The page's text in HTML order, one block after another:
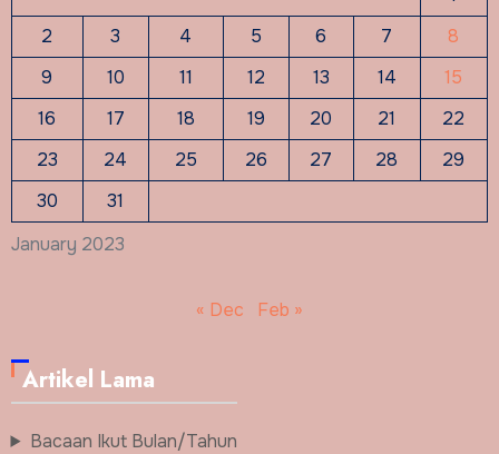
January 2023
2
3 4 5 6 7
8
9
10 11 12 13 14
15
16
17 18 19 20 21
22
23
24 25 26 27 28
29
30
31
« Dec Feb »
Artikel Lama
Bacaan Ikut Bulan/Tahun